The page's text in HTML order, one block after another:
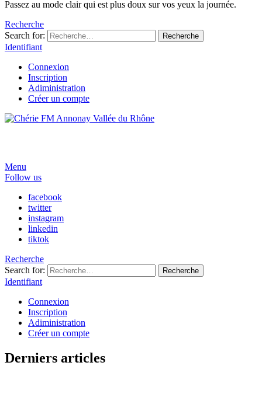
Passez au mode clair qui est plus doux sur vos yeux la journée.
Recherche
Search for:
Recherche
Identifiant
Connexion
Inscription
Adiministration
Créer un compte
Menu
Follow us
facebook
twitter
instagram
linkedin
tiktok
Recherche
Search for:
Recherche
Identifiant
Connexion
Inscription
Adiministration
Créer un compte
Derniers articles